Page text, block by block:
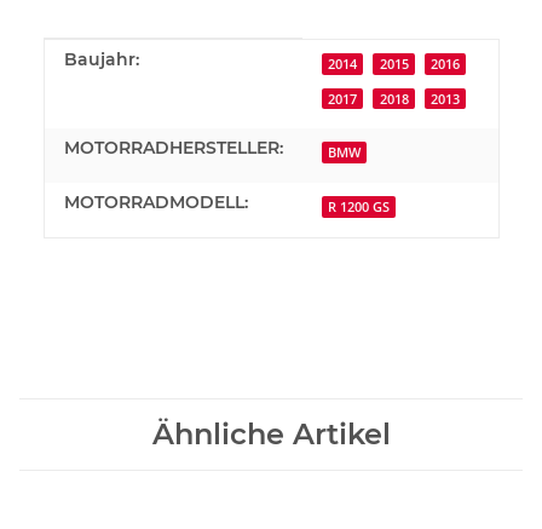
Produkteigenschaft
Wert
Baujahr: 2014 2015 2016
2017 2018 2013
MOTORRADHERSTELLER: BMW
MOTORRADMODELL: R 1200 GS
Ähnliche Artikel